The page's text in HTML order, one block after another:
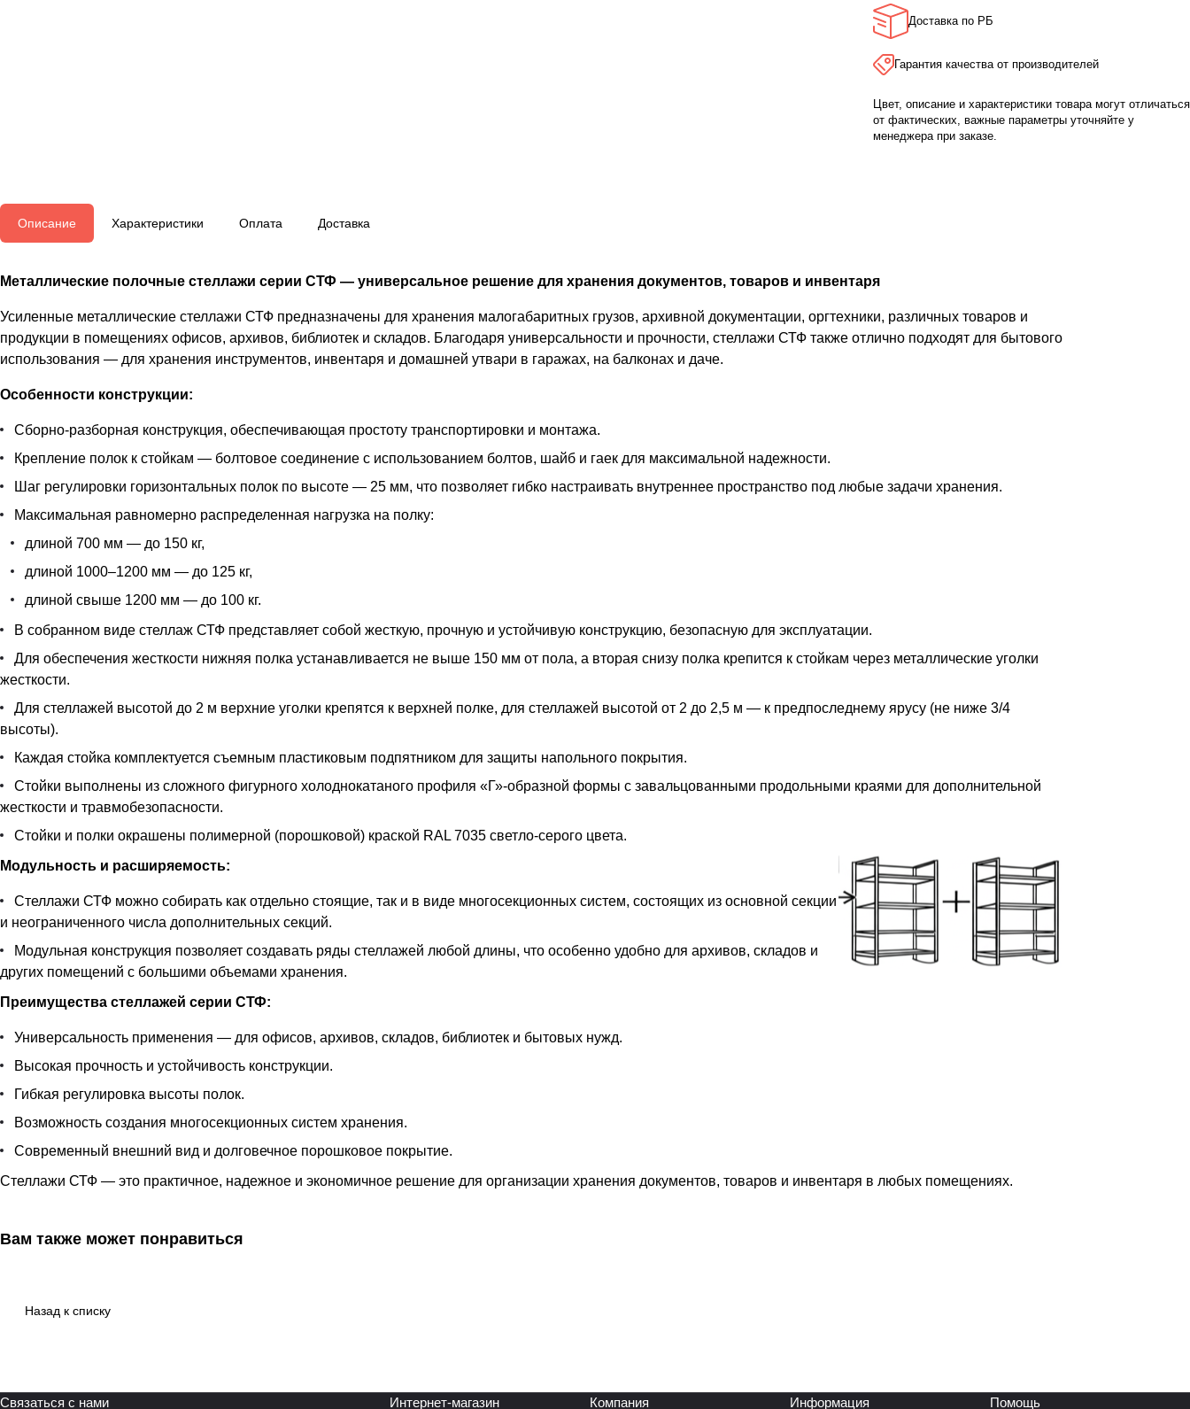
Доставка по РБ
Гарантия качества от производителей
Цвет, описание и характеристики товара могут отличаться
от фактических, важные параметры уточняйте у
менеджера при заказе.
Описание Характеристики Оплата Доставка
Металлические полочные стеллажи серии СТФ — универсальное решение для хранения документов, товаров и инвентаря
Усиленные металлические стеллажи СТФ предназначены для хранения малогабаритных грузов, архивной документации, оргтехники, различных товаров и
продукции в помещениях офисов, архивов, библиотек и складов. Благодаря универсальности и прочности, стеллажи СТФ также отлично подходят для бытового
использования — для хранения инструментов, инвентаря и домашней утвари в гаражах, на балконах и даче.
Особенности конструкции:
Сборно-разборная конструкция, обеспечивающая простоту транспортировки и монтажа.
Крепление полок к стойкам — болтовое соединение с использованием болтов, шайб и гаек для максимальной надежности.
Шаг регулировки горизонтальных полок по высоте — 25 мм, что позволяет гибко настраивать внутреннее пространство под любые задачи хранения.
Максимальная равномерно распределенная нагрузка на полку:
длиной 700 мм — до 150 кг,
длиной 1000–1200 мм — до 125 кг,
длиной свыше 1200 мм — до 100 кг.
В собранном виде стеллаж СТФ представляет собой жесткую, прочную и устойчивую конструкцию, безопасную для эксплуатации.
Для обеспечения жесткости нижняя полка устанавливается не выше 150 мм от пола, а вторая снизу полка крепится к стойкам через металлические уголки
жесткости.
Для стеллажей высотой до 2 м верхние уголки крепятся к верхней полке, для стеллажей высотой от 2 до 2,5 м — к предпоследнему ярусу (не ниже 3/4
высоты).
Каждая стойка комплектуется съемным пластиковым подпятником для защиты напольного покрытия.
Стойки выполнены из сложного фигурного холоднокатаного профиля «Г»-образной формы с завальцованными продольными краями для дополнительной
жесткости и травмобезопасности.
Стойки и полки окрашены полимерной (порошковой) краской RAL 7035 светло-серого цвета.
Модульность и расширяемость:
Стеллажи СТФ можно собирать как отдельно стоящие, так и в виде многосекционных систем, состоящих из основной секции
и неограниченного числа дополнительных секций.
Модульная конструкция позволяет создавать ряды стеллажей любой длины, что особенно удобно для архивов, складов и
других помещений с большими объемами хранения.
Преимущества стеллажей серии СТФ:
Универсальность применения — для офисов, архивов, складов, библиотек и бытовых нужд.
Высокая прочность и устойчивость конструкции.
Гибкая регулировка высоты полок.
Возможность создания многосекционных систем хранения.
Современный внешний вид и долговечное порошковое покрытие.
Стеллажи СТФ — это практичное, надежное и экономичное решение для организации хранения документов, товаров и инвентаря в любых помещениях.
Вам также может понравиться
Назад к списку
Связаться с нами Интернет-магазин Компания Информация Помощь